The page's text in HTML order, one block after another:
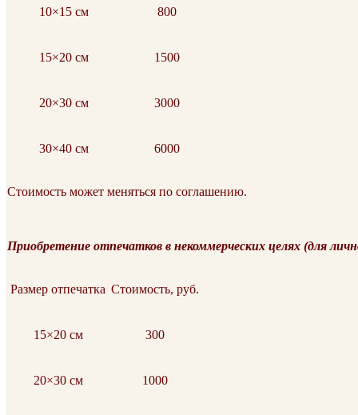
10×15 см 800
15×20 см 1500
20×30 см 3000
30×40 см 6000
Стоимость может меняться по соглашению.
Приобретение отпечатков в некоммерческих целях (для
Размер отпечатка Стоимость, руб.
15×20 см 300
20×30 см 1000